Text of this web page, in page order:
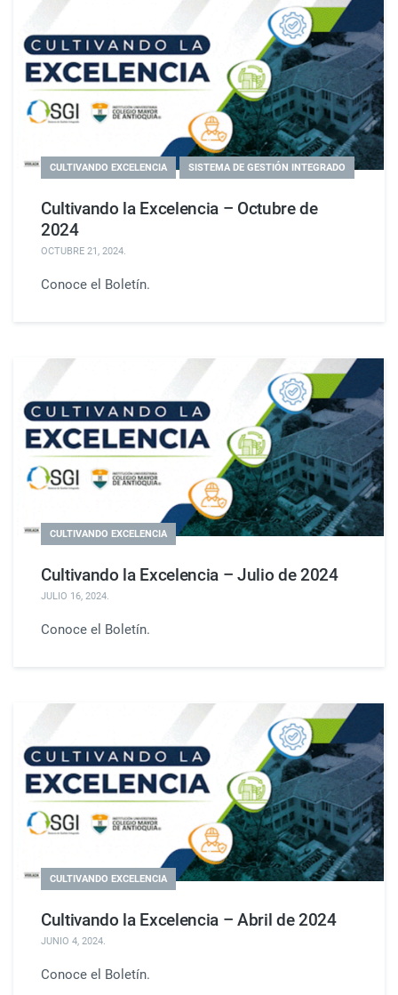
CULTIVANDO EXCELENCIA SISTEMA DE GESTIÓN INTEGRADO
Cultivando la Excelencia – Octubre de
2024
OCTUBRE 21, 2024.
Conoce el Boletín.
CULTIVANDO EXCELENCIA
Cultivando la Excelencia – Julio de 2024
JULIO 16, 2024.
Conoce el Boletín.
CULTIVANDO EXCELENCIA
Cultivando la Excelencia – Abril de 2024
JUNIO 4, 2024.
Conoce el Boletín.